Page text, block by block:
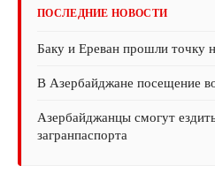
ПОСЛЕДНИЕ НОВОСТИ
Баку и Ереван прошли точку
В Азербайджане посещение
Азербайджанцы смогут
загранпаспорта